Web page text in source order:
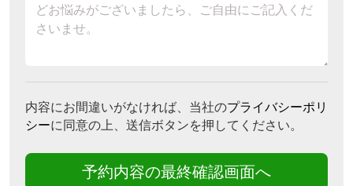
内容にお間違いがなければ、当社のプライバシーポリ
シーに同意の上、送信ボタンを押してください。
予約内容の最終確認画面へ